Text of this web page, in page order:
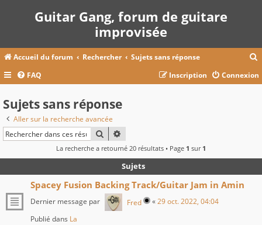
Guitar Gang, forum de guitare
improvisée
Accueil du forum Rechercher Sujets sans réponse
c
e
FAQ Connexion
Inscription
Sujets sans réponse
Aller sur la recherche avancée
RECHERCHER
La recherche a retourné 20 résultats • Page 1 sur 1
Sujets
Spacey Fusion Backing Track/Guitar Jam in Amin
Dernier message par Fred «29 oct. 2022, 04:04
Publié dans La